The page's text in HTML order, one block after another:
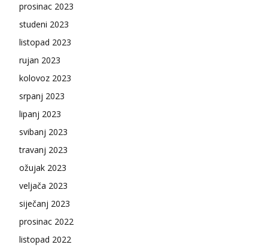
prosinac 2023
studeni 2023
listopad 2023
rujan 2023
kolovoz 2023
srpanj 2023
lipanj 2023
svibanj 2023
travanj 2023
ožujak 2023
veljača 2023
siječanj 2023
prosinac 2022
listopad 2022